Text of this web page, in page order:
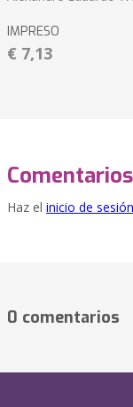
IMPRESO
€ 7,13
Comentarios
Haz el inicio de sesión
0 comentarios